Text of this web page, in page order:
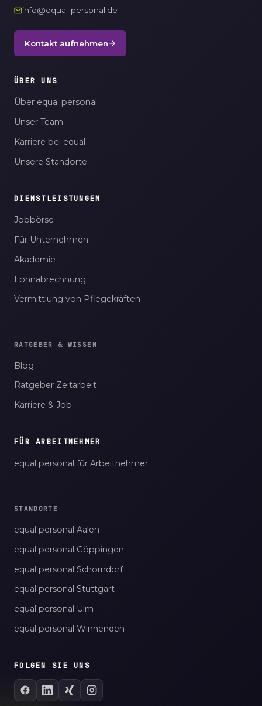
info@equal-personal.de
Kontakt aufnehmen
ÜBER UNS
Über equal personal
Unser Team
Karriere bei equal
Unsere Standorte
DIENSTLEISTUNGEN
Jobbörse
Für Unternehmen
Akademie
Lohnabrechnung
Vermittlung von Pflegekräften
RATGEBER & WISSEN
Blog
Ratgeber Zeitarbeit
Karriere & Job
FÜR ARBEITNEHMER
equal personal für Arbeitnehmer
STANDORTE
equal personal Aalen
equal personal Göppingen
equal personal Schorndorf
equal personal Stuttgart
equal personal Ulm
equal personal Winnenden
FOLGEN SIE UNS